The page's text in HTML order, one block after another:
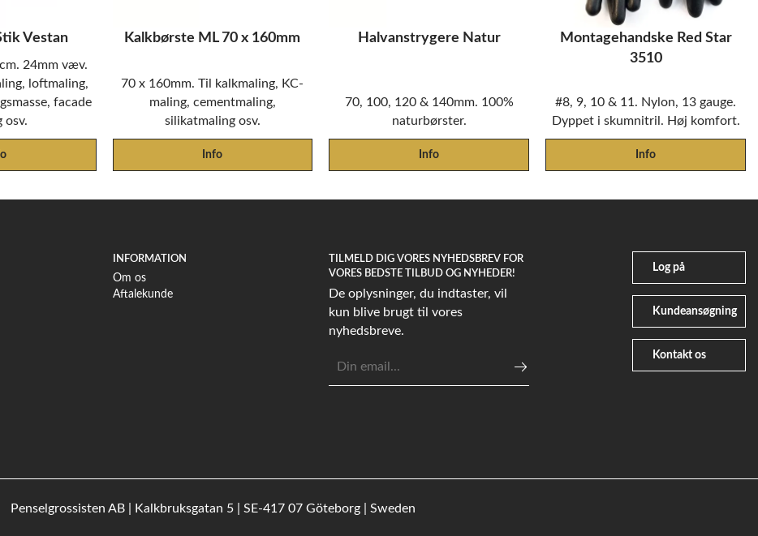
Vestan
24mm væv.
loftmaling,
facade
osv.
Kalkbørste ML 70 x 160mm
70 x 160mm. Til kalkmaling, KC-
maling, cementmaling,
silikatmaling osv.
Info
Halvanstrygere Natur
70, 100, 120 & 140mm. 100%
naturbørster.
Info
Montagehandske Red Star
3510
#8, 9, 10 & 11. Nylon, 13 gauge.
Dyppet i skumnitril. Høj komfort.
Info
INFORMATION
Om os
Aftalekunde
TILMELD DIG VORES NYHEDSBREV FOR
VORES BEDSTE TILBUD OG NYHEDER!
De oplysninger, du indtaster, vil
kun blive brugt til vores
nyhedsbreve.
Kontakt os
Kundeansøgning
Log på
Penselgrossisten AB | Kalkbruksgatan 5 | SE-417 07 Göteborg | Sweden